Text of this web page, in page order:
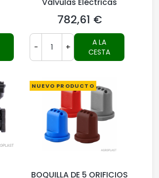
Precio
782,61 €
- +
A LA
CESTA
NUEVO PRODUCTO
BOQUILLA DE 5 ORIFICIOS